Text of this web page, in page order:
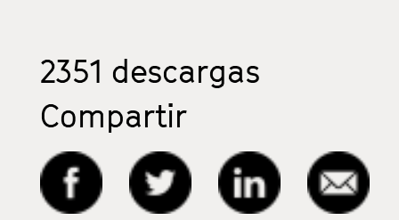
2351 descargas
Compartir